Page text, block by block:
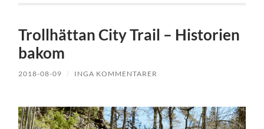
Trollhättan City Trail – Historien
bakom
2018-08-09 / INGA KOMMENTARER